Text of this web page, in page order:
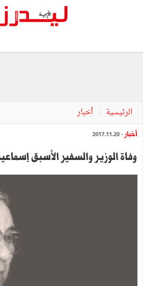
الرئيسية أخبار
أخبار - 2017.11.20
وفاة الوزير والسفير الأسبق